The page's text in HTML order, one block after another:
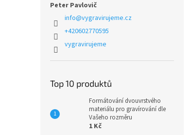
Peter Pavlovič
info@vygravirujeme.cz
+420602770595
vygravirujeme
Top 10 produktů
Formátování dvouvrstvého
materiálu pro gravírování dle
Vašeho rozměru
1 Kč